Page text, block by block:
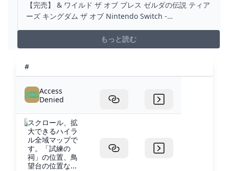
SWITCH - BESTCHEERSTONE.COM
【完売】 & ワイルド ザ オブ ブレス ゼルダの伝説 ティア
ーズ キングダム ザ オブ Nintendo Switch -
もっと読む
#
Access
Denied
スクロール、拡
大できるハイラ
ル全域マップで
す。「試練の
祠」の位置、鳥
望台の位置な...